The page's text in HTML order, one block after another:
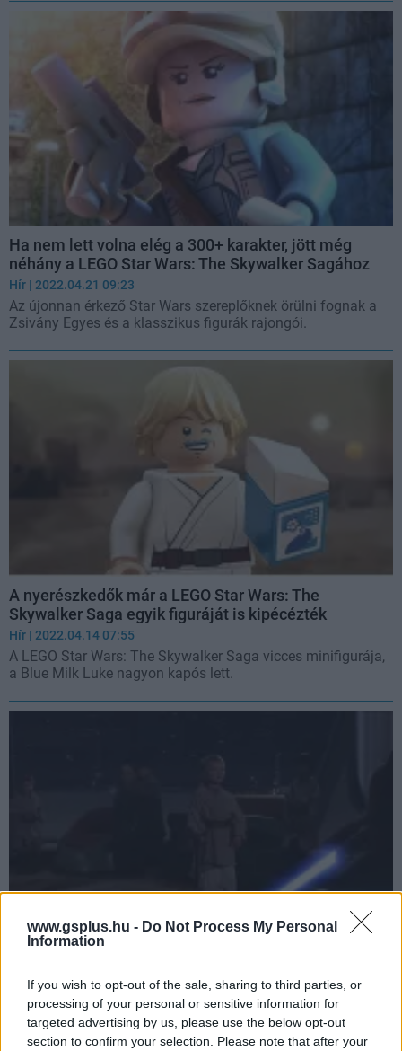
www.gsplus.hu - Do Not Process My Personal
Information
If you wish to opt-out of the sale, sharing to third parties, or
processing of your personal or sensitive information for
targeted advertising by us, please use the below opt-out
section to confirm your selection. Please note that after your
Ha nem lett volna elég a 300+ karakter, jött még
néhány a LEGO Star Wars: The Skywalker Sagához
Hír | 2022.04.21 09:23
Az újonnan érkező Star Wars szereplőknek örülni fognak a
Zsivány Egyes és a klasszikus figurák rajongói.
A nyerészkedők már a LEGO Star Wars: The
Skywalker Saga egyik figuráját is kipécézték
Hír | 2022.04.14 07:55
A LEGO Star Wars: The Skywalker Saga vicces minifigurája,
a Blue Milk Luke nagyon kapós lett.
Nem szép dolog kaszabolni a gyerek jediket, de a
| 2022.04.08 08:04
A LEGO Star Wars: The Skywalker Saga halhatatlansággal
áldotta meg a padawanokat, ami mindenképpen emberbarát
gesztus, de más haszna is van.